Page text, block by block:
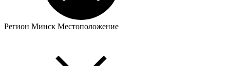
Регион Минск Местоположение